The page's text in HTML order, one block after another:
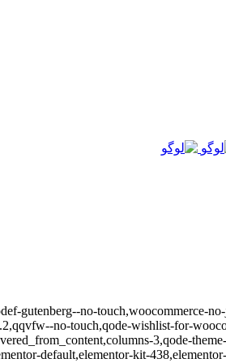
gutenberg--no-touch,woocommerce-
no-touch,qode-wishlist-for-
3,qode-
default,elementor-kit-